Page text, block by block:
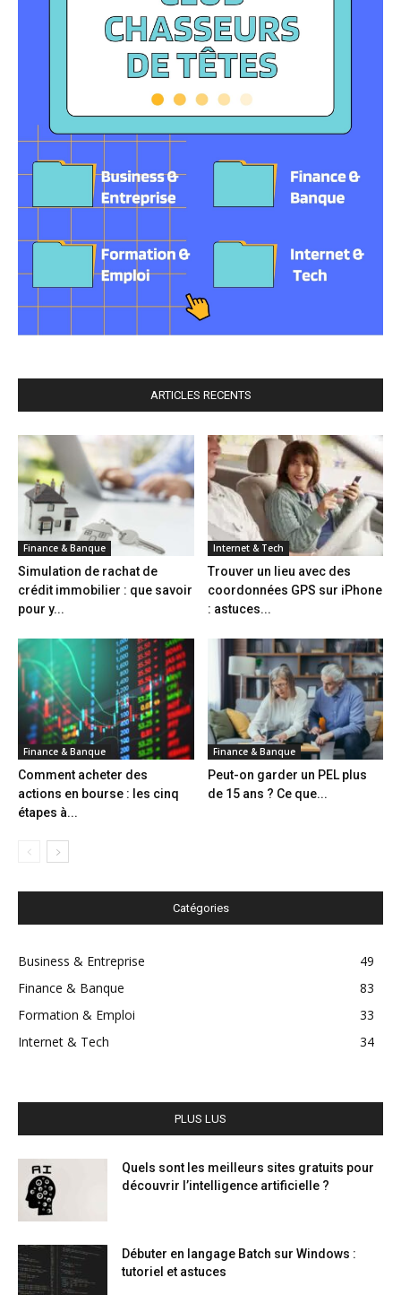
ARTICLES RECENTS
Finance & Banque
Simulation de rachat de
crédit immobilier : que savoir
pour y...
Internet & Tech
Trouver un lieu avec des
coordonnées GPS sur iPhone
: astuces...
Finance & Banque
Comment acheter des
actions en bourse : les cinq
étapes à...
Finance & Banque
Peut-on garder un PEL plus
de 15 ans ? Ce que...
Catégories
Business & Entreprise
49
Finance & Banque
83
Formation & Emploi
33
Internet & Tech
34
PLUS LUS
Quels sont les meilleurs sites gratuits pour
découvrir l’intelligence artificielle ?
Débuter en langage Batch sur Windows :
tutoriel et astuces